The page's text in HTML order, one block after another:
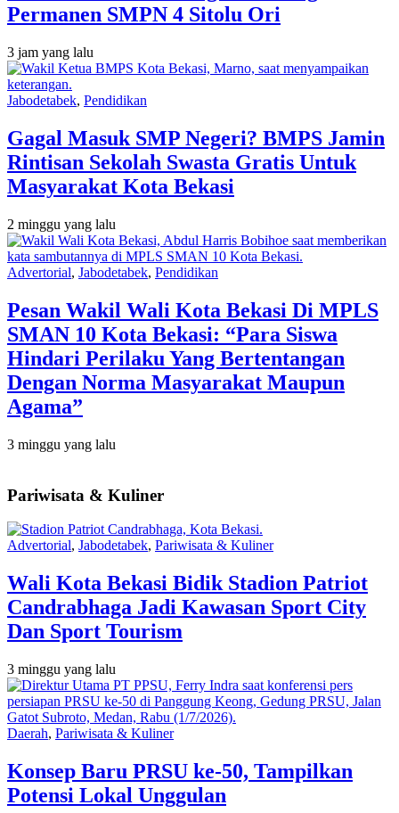
Permanen SMPN 4 Sitolu Ori
3 jam yang lalu
Jabodetabek, Pendidikan
Gagal Masuk SMP Negeri? BMPS Jamin
Rintisan Sekolah Swasta Gratis Untuk
Masyarakat Kota Bekasi
2 minggu yang lalu
Advertorial, Jabodetabek, Pendidikan
Pesan Wakil Wali Kota Bekasi Di MPLS
SMAN 10 Kota Bekasi: “Para Siswa
Hindari Perilaku Yang Bertentangan
Dengan Norma Masyarakat Maupun
Agama”
3 minggu yang lalu
Pariwisata & Kuliner
Advertorial, Jabodetabek, Pariwisata & Kuliner
Wali Kota Bekasi Bidik Stadion Patriot
Candrabhaga Jadi Kawasan Sport City
Dan Sport Tourism
3 minggu yang lalu
Daerah, Pariwisata & Kuliner
Konsep Baru PRSU ke-50, Tampilkan
Potensi Lokal Unggulan